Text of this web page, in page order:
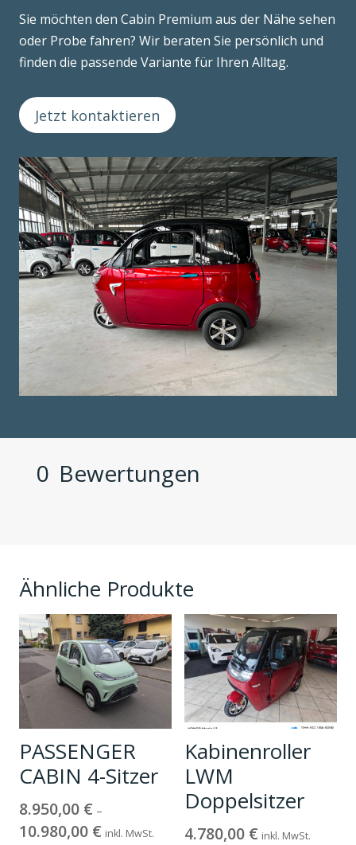
Sie möchten den Cabin Premium aus der Nähe sehen
oder Probe fahren? Wir beraten Sie persönlich und
finden die passende Variante für Ihren Alltag.
Jetzt kontaktieren
0 Bewertungen
Ähnliche Produkte
PASSENGER
CABIN 4-Sitzer
8.950,00 € –
10.980,00 € inkl. MwSt.
Kabinenroller
LWM
Doppelsitzer
4.780,00 € inkl. MwSt.